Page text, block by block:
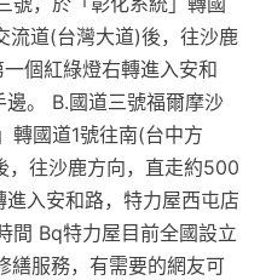
流道(台灣大道)後，往沙鹿
個紅綠燈右轉進入安和
。 B.國道三號福爾摩沙
轉國道1號往南(台中方
，往沙鹿方向，直走約500
入安和路，特力屋西屯店
間 Bq特力屋目前全國設立
繕服務，有需要的網友可